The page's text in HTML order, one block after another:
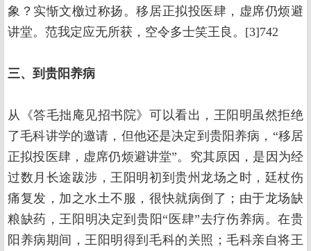
象？实惭文檄过称扬。移居正拟投医肆，虚席仍烦避
讲堂。范我定应无所获，空令多士笑王良。[3]742
三、到贵阳养病
从《答毛拙庵见招书院》可以看出，王阳明虽然拒绝
了毛科讲学的邀请，但他还是决定到贵阳养病，“移居
正拟投医肆，虚席仍烦避讲堂”。究其原因，是因为经
过数月长途跋涉，王阳明初到贵州龙场之时，廷杖伤
痛复发，加之水土不服，很快就病倒了；由于龙场缺
粮缺药，王阳明决定到贵阳“医肆”去疗伤养病。在贵
阳养病期间，王阳明得到毛科的关照；毛科亲自将王